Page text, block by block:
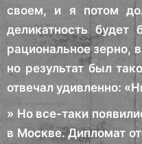
своем, и я потом
деликатность
рациональное зерно,
но результат был
отвечал удивленно:
» Но все-таки
в Москве. Дипломат